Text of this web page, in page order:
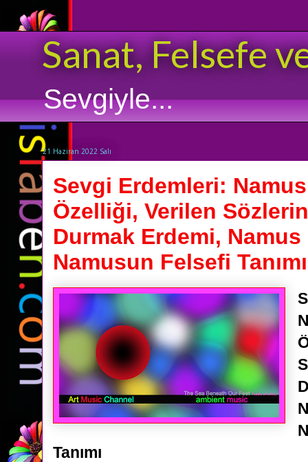
Sanat, Felsefe
Sevgiyle...
21 Haziran 2022 Salı
Sevgi Erdemleri:
Özelliği, Verilen
Durmak Erdemi,
Namusun Felsefi Tanımı
Tanımı